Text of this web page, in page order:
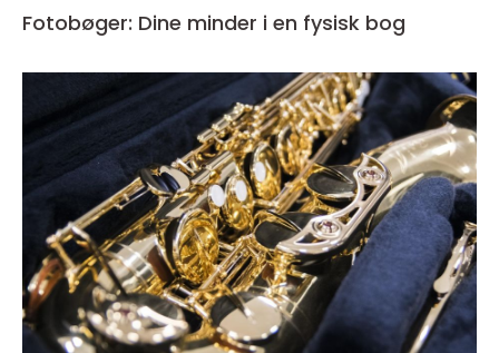
Fotobøger: Dine minder i en fysisk bog